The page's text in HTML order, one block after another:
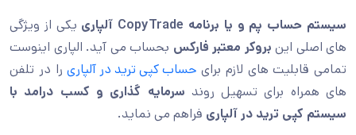
سیستم حساب پم و یا برنامه CopyTrade آلپاری یکی از ویژگی
های اصلی این بروکر معتبر فارکس بحساب می آید. الپاری اینوست
تمامی قابلیت های لازم برای حساب کپی ترید در آلپاریرا در تلفن
های همراه برای تسهیل روند سرمایه گذاری و کسب درامد با
سیستم کپی ترید در آلپاری فراهم می نماید.